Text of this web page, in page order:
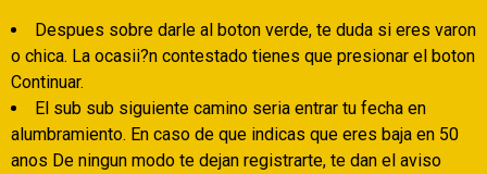
Despues sobre darle al boton verde, te duda si eres varon
o chica. La ocasii?n contestado tienes que presionar el boton
Continuar.
El sub sub siguiente camino seri­a entrar tu fecha en
alumbramiento. En caso de que indicas que eres baja en 50
anos De ningun modo te dejan registrarte, te dan el aviso